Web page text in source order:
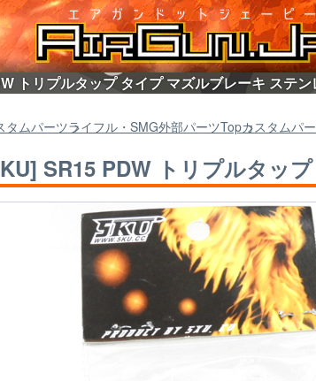
トリプルタップ タイプ マズルブレーキ ステ
タムパーツライフル・SMG外部パーツTopカスタムパ
SR15 PDW トリプルタッ